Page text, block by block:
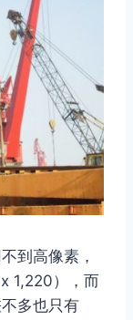
到高像素，
1,220），而
多也只有